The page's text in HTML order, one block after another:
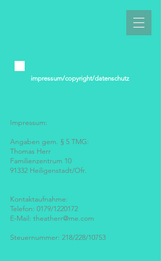
impressum/copyright/datenschutz
Impressum:
Angaben gem. § 5 TMG:
Thomas Herr
Familienzentrum 10
91332 Heiligenstadt/Ofr.
Kontaktaufnahme:
Telefon: 0179/1220172
E-Mail: theatherr@me.com
Steuernummer: 218/228/10753